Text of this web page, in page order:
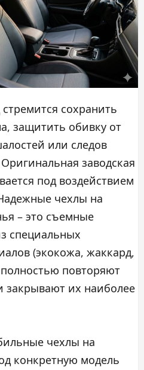
сохранить
защитить обивку от
или следов
заводская
под воздействием
чехлы на
– это съемные
специальных
(экокожа, жаккард,
повторяют
закрывают их наиболее
чехлы на
конкретную модель